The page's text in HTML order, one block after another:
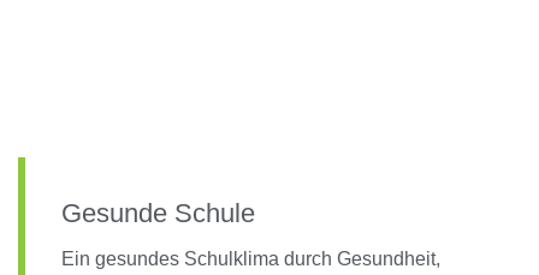
Gesunde Schule
Ein gesundes Schulklima durch Gesundheit,